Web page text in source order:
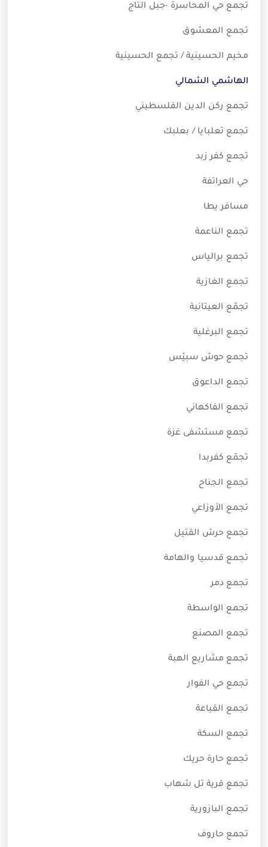
تجمع حي المحاسرة -جبل التاج
تجمع المعشوق
مخيم الحسينية / تجمع الحسينية
الهاشمي الشمالي
تجمع ركن الدين الفلسطيني
تجمع تعلبايا / بعلبك
تجمع كفر زبد
حي العراتفة
مسافر يطا
تجمع الناعمة
تجمع برالياس
تجمع الغازية
تجمّع العيتانية
تجمع البرغلية
تجمع حوش سبيّس
تجمع الداعوق
تجمع الفاكهاني
تجمع مستشفى غزة
تجمّع كفربدا
تجمع الجناح
تجمع الأوزاعي
تجمع حرش القتيل
تجمع قدسيا والهامة
تجمع دمر
تجمع الواسطة
تجمع المصنع
تجمع مشاريع الهبة
تجمع حي الفوار
تجمع القياعة
تجمع السكة
تجمع حارة حريك
تجمع قرية تل شهاب
تجمع البازورية
تجمع حاروف